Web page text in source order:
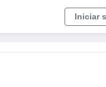
Iniciar